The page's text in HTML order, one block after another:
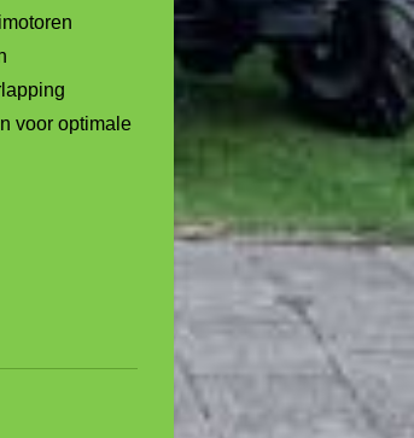
voor optimale